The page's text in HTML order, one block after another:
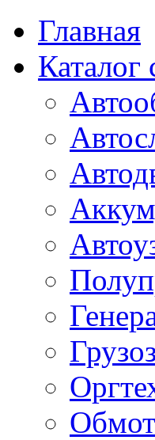
Главная
Каталог